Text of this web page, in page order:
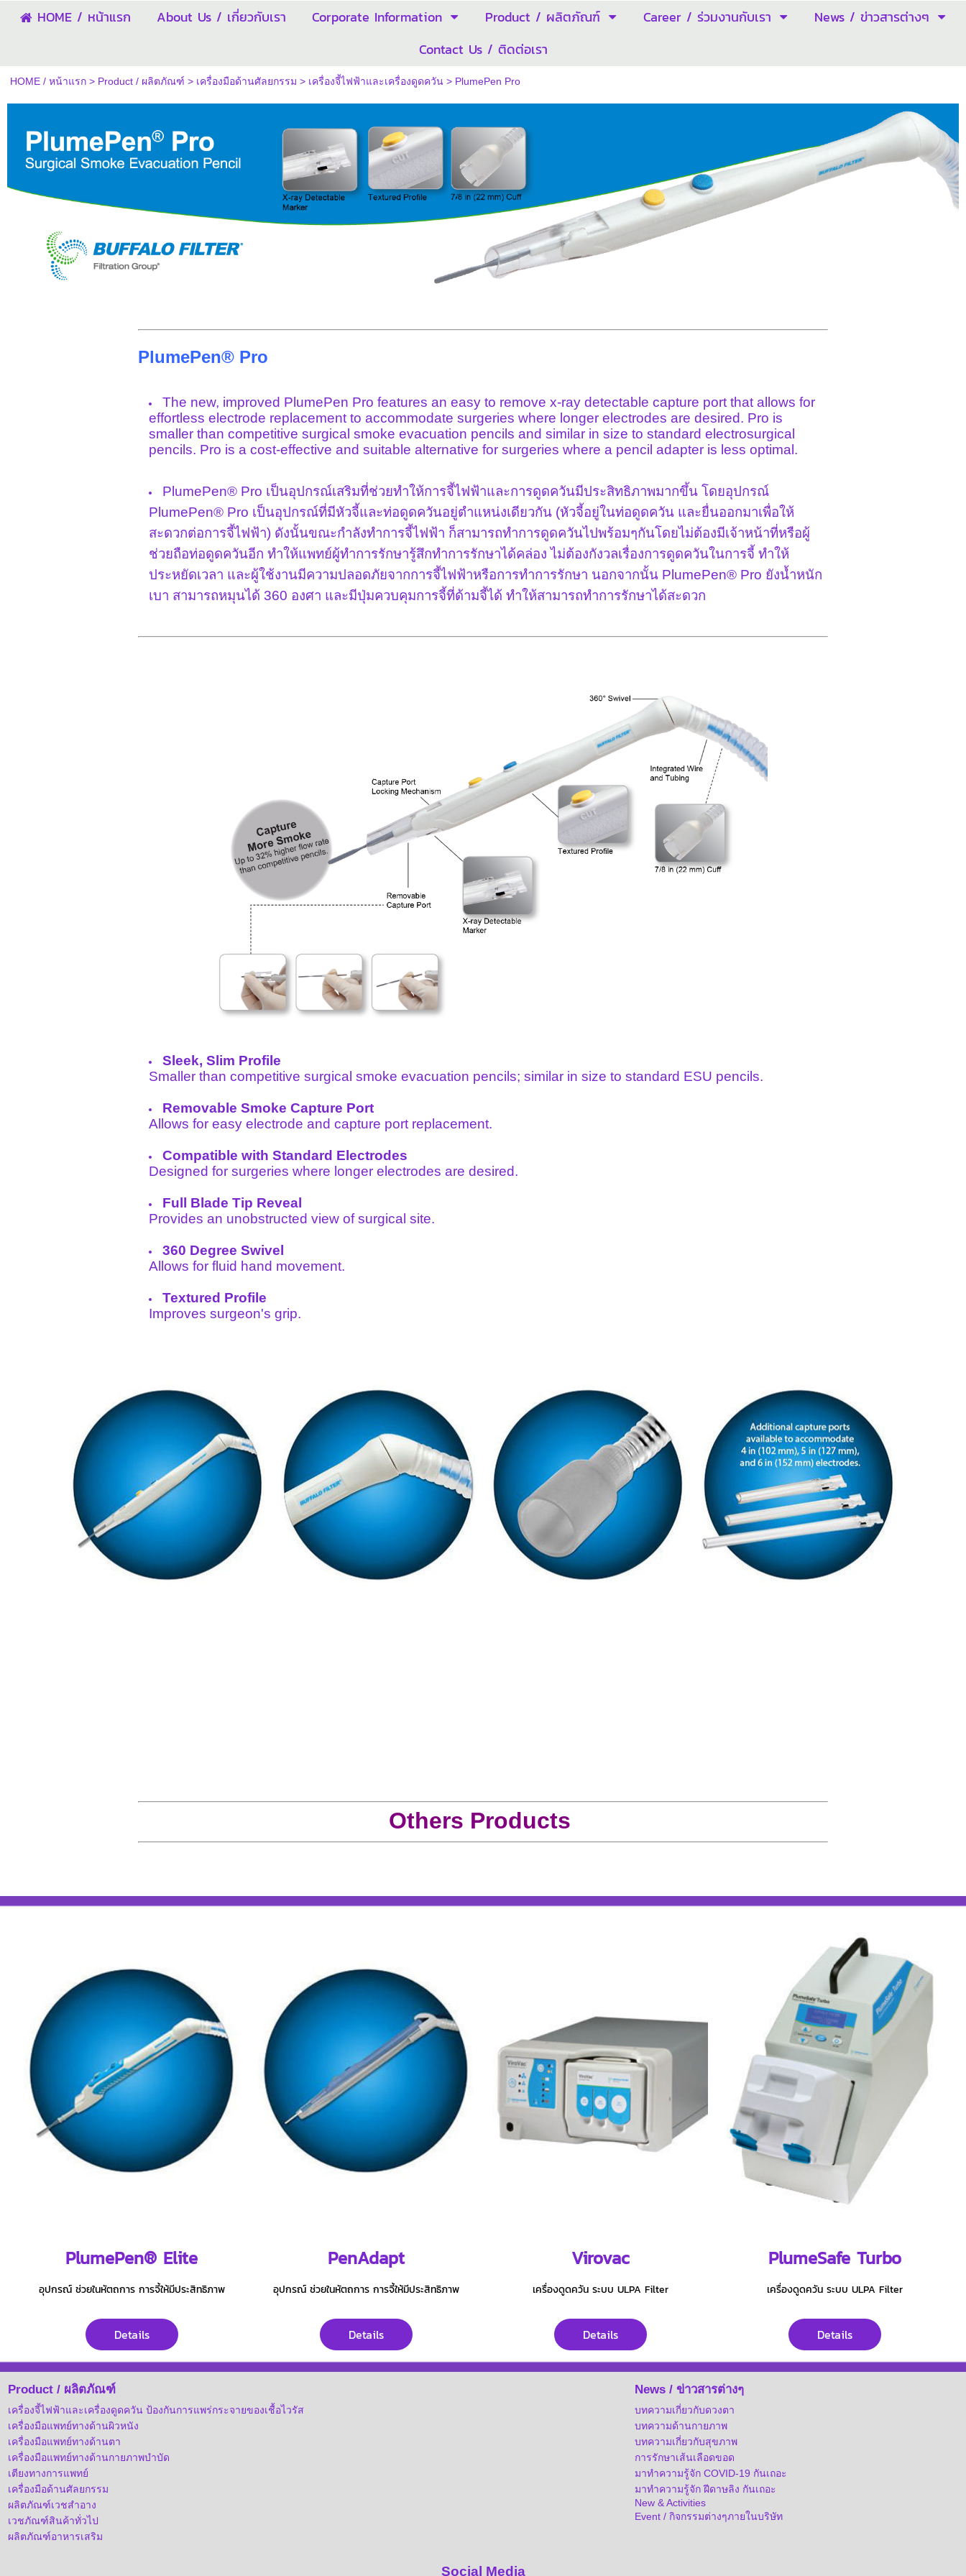
HOME / หน้าแรก About Us / เกี่ยวกับเรา Corporate Information Product / ผลิตภัณฑ์ Career / ร่วมงานกับเรา
News / ข่าวสารต่างๆ
Contact Us / ติดต่อเรา
HOME / หน้าแรก> Product / ผลิตภัณฑ์ > เครื่องมือด้านศัลยกรรม > เครื่องจี้ไฟฟ้าและเครื่องดูดควัน> PlumePen Pro
PlumePen® Pro
The new, improved PlumePen Pro features an easy to remove x-ray detectable capture port that allows for
effortless electrode replacement to accommodate surgeries where longer electrodes are desired. Pro is
smaller than competitive surgical smoke evacuation pencils and similar in size to standard electrosurgical
pencils. Pro is a cost-effective and suitable alternative for surgeries where a pencil adapter is less optimal.
PlumePen® Pro เป็นอุปกรณ์เสริมที่ช่วยทำให้การจี้ไฟฟ้าและการดูดควันมีประสิทธิภาพมากขึ้น โดยอุปกรณ์
PlumePen® Pro เป็นอุปกรณ์ที่มีหัวจี้และท่อดูดควันอยู่ตำแหน่งเดียวกัน (หัวจี้อยู่ในท่อดูดควัน และยื่นออกมาเพื่อให้
สะดวกต่อการจี้ไฟฟ้า) ดังนั้นขณะกำลังทำการจี้ไฟฟ้า ก็สามารถทำการดูดควันไปพร้อมๆกันโดยไม่ต้องมีเจ้าหน้าที่หรือผู้
ช่วยถือท่อดูดควันอีก ทำให้แพทย์ผู้ทำการรักษารู้สึกทำการรักษาได้คล่อง ไม่ต้องกังวลเรื่องการดูดควันในการจี้ ทำให้
ประหยัดเวลา และผู้ใช้งานมีความปลอดภัยจากการจี้ไฟฟ้าหรือการทำการรักษา นอกจากนั้น PlumePen® Pro ยังน้ำหนัก
เบา สามารถหมุนได้ 360 องศา และมีปุ่มควบคุมการจี้ที่ด้ามจี้ได้ ทำให้สามารถทำการรักษาได้สะดวก
Sleek, Slim Profile
Smaller than competitive surgical smoke evacuation pencils; similar in size to standard ESU pencils.
Removable Smoke Capture Port
Allows for easy electrode and capture port replacement.
Compatible with Standard Electrodes
Designed for surgeries where longer electrodes are desired.
Full Blade Tip Reveal
Provides an unobstructed view of surgical site.
360 Degree Swivel
Allows for fluid hand movement.
Textured Profile
Improves surgeon's grip.
Others Products
PlumePen® Elite
อุปกรณ์ ช่วยในหัตถการ การจี้ให้มีประสิทธิภาพ
Details
PenAdapt
อุปกรณ์ ช่วยในหัตถการ การจี้ให้มีประสิทธิภาพ
Details
Virovac
เครื่องดูดควัน ระบบ ULPA Filter
Details
PlumeSafe Turbo
เครื่องดูดควัน ระบบ ULPA Filter
Details
Product / ผลิตภัณฑ์
เครื่องจี้ไฟฟ้าและเครื่องดูดควัน ป้องกันการแพร่กระจายของเชื้อไวรัส
เครื่องมือแพทย์ทางด้านผิวหนัง
เครื่องมือแพทย์ทางด้านตา
เครื่องมือแพทย์ทางด้านกายภาพบำบัด
เตียงทางการแพทย์
เครื่องมือด้านศัลยกรรม
ผลิตภัณฑ์เวชสำอาง
เวชภัณฑ์สินค้าทั่วไป
ผลิตภัณฑ์อาหารเสริม
News / ข่าวสารต่างๆ
บทความเกี่ยวกับดวงตา
บทความด้านกายภาพ
บทความเกี่ยวกับสุขภาพ
การรักษาเส้นเลือดขอด
มาทำความรู้จัก COVID-19 กันเถอะ
มาทำความรู้จัก ฝีดาษลิง กันเถอะ
New & Activities
Event / กิจกรรมต่างๆภายในบริษัท
Social Media